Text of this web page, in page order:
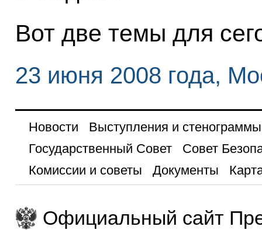
Вот две темы для
23 июня 2008 года,
Новости
Выступления и стенограммы
Государственный Совет
Совет
Комиссии и советы
Документы
Официальный сайт